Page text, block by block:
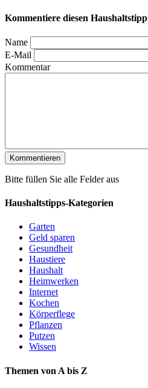
Kommentiere diesen Haushaltstipp
Name
E-Mail
Kommentar
Bitte füllen Sie alle Felder aus
Haushaltstipps-Kategorien
Garten
Geld sparen
Gesundheit
Haustiere
Haushalt
Heimwerken
Internet
Kochen
Körperflege
Pflanzen
Putzen
Wissen
Themen von A bis Z